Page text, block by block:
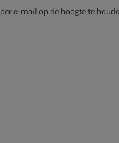
e-mail op de hoogte te